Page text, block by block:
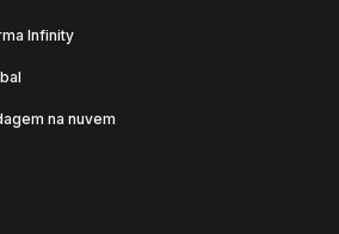
Infinity
na nuvem